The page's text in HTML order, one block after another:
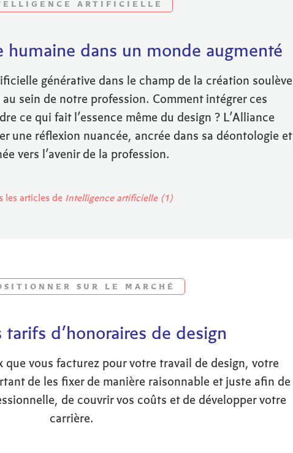
ARTIFICIELLE
humaine dans un monde augmenté
générative dans le champ de la création soulève
sein de notre profession. Comment intégrer ces
ce qui fait l’essence même du design ? L’Alliance
une réflexion nuancée, ancrée dans sa déontologie et
vers l’avenir de la profession.
les articles de Intelligence artificielle (1)
SUR LE MARCHÉ
d’honoraires de design
que vous facturez pour votre travail de design, votre
de les fixer de manière raisonnable et juste afin de
de couvrir vos coûts et de développer votre
carrière.